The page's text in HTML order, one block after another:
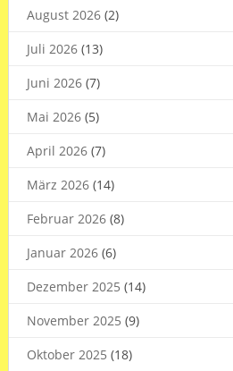
August 2026(2)
Juli 2026(13)
Juni 2026(7)
Mai 2026(5)
April 2026(7)
März 2026(14)
Februar 2026(8)
Januar 2026(6)
Dezember 2025 (14)
November 2025 (9)
Oktober 2025 (18)